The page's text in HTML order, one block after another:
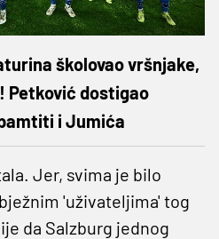
školovao vršnjake,
Petković dostigao
i Jumića
Jer, svima je bilo
'uživateljima' tog
da Salzburg jednog